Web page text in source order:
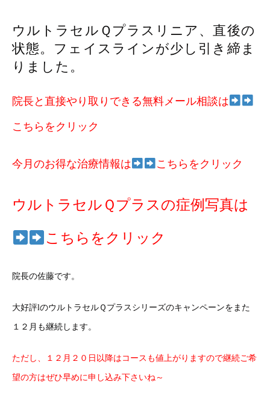
ウルトラセルＱプラスリニア、直後の
状態。フェイスラインが少し引き締ま
りました。
院長と直接やり取りできる無料メール相談は
こちらをクリック
今月のお得な治療情報は こちらをクリック
ウルトラセルＱプラスの症例写真は
こちらをクリック
院長の佐藤です。
大好評lのウルトラセルＱプラスシリーズのキャンペーンをまた
１２月も継続します。
ただし、１２月２０日以降はコースも値上がりますので継続ご希
望の方はぜひ早めに申し込み下さいね～